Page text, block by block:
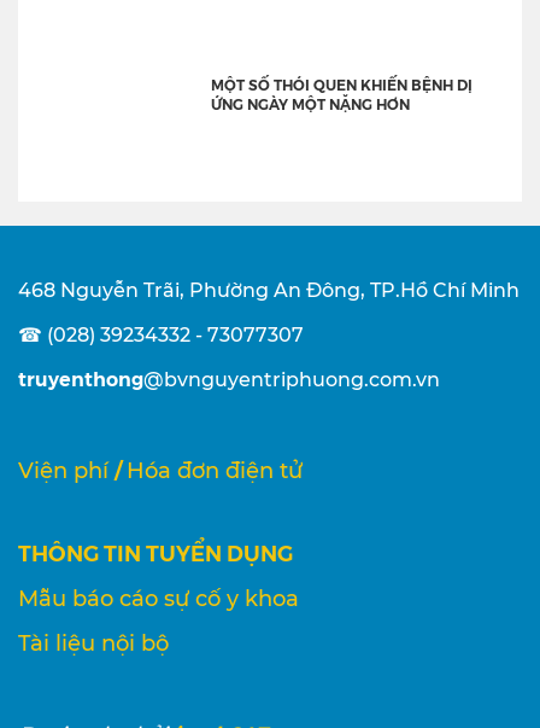
MỘT SỐ THÓI QUEN KHIẾN BỆNH DỊ
ỨNG NGÀY MỘT NẶNG HƠN
468 Nguyễn Trãi, Phường An Đông, TP.Hồ Chí Minh
☎ (028) 39234332 - 73077307
truyenthong@bvnguyentriphuong.com.vn
Viện phí / Hóa đơn điện tử
THÔNG TIN TUYỂN DỤNG
Mẫu báo cáo sự cố y khoa
Tài liệu nội bộ